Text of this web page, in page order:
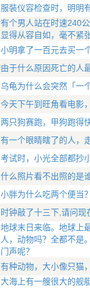
服裝仪容检查时，明明
有个男人站在时速240
显得从容自如，毫不紧
小明拿了一百元去买一
由于什么原因死亡的人
乌龟为什么会突然「一
今天下午到旺角看电影
两只狗赛跑，甲狗跑得
有一个眼睛瞎了的人，
考试时，小光全部都抄
什么照片看不出照的是
小胖为什么吃两个便当？
时钟敲了十三下,请问现
地球末日来临。地球上
人，动物吗？全都不是
门声呢？
有种动物，大小像只猫
大海上有一艘很大的舰